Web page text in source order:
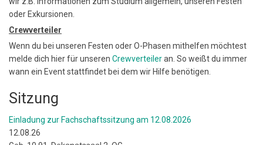
oder Exkursionen.
Crewverteiler
Wenn du bei unseren Festen oder O-Phasen mithelfen möchtest
melde dich hier für unseren Crewverteileran. So weißt du immer
wann ein Event stattfindet bei dem wir Hilfe benötigen.
Sitzung
Einladung zur Fachschaftssitzung am 12.08.2026
12.08.26